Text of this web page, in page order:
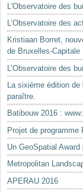
L'Observatoire des
L’Observatoire des
Kristiaan Borret,
de Bruxelles-Capitale
L’Observatoire des
La sixième édition
paraître.
Batibouw 2016 :
Projet de programme
Un GeoSpatial Award
Metropolitan
APERAU 2016